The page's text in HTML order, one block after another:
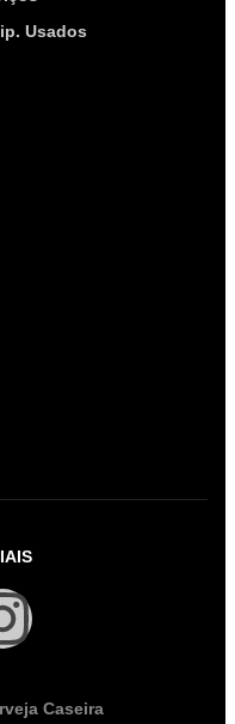
Usados
Caseira